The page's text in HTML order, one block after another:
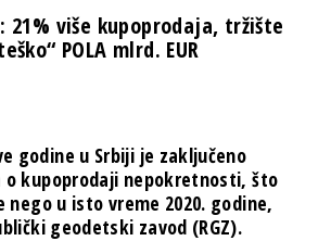
21% više kupoprodaja, tržište
POLA mlrd. EUR
godine u Srbiji je zaključeno
o kupoprodaji nepokretnosti, što
nego u isto vreme 2020. godine,
geodetski zavod (RGZ).